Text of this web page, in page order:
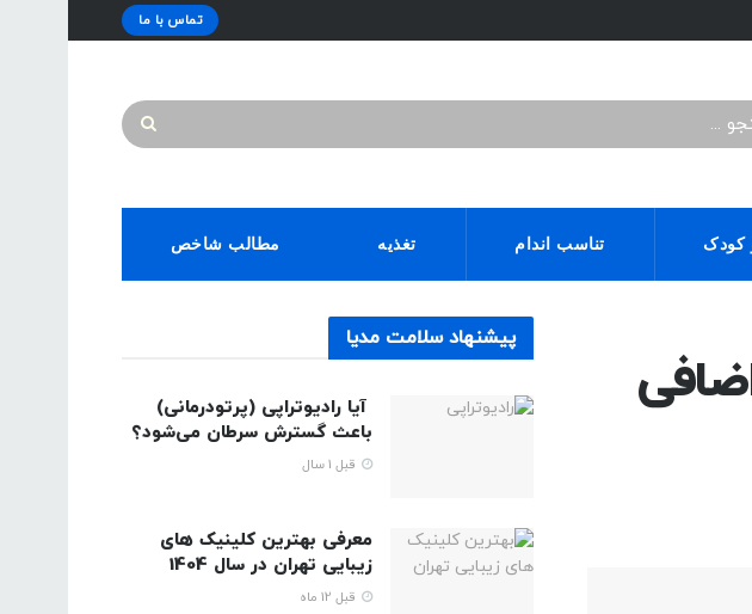
تماس با ما
کودک تناسب اندام تغذیه مطالب شاخص
پیشنهاد سلامت مدیا
آیا رادیوتراپی (پرتودرمانی)
باعث گسترش سرطان می‌شود؟
قبل 1 سال
معرفی بهترین کلینیک های
زیبایی تهران در سال 1404
قبل 12 ماه